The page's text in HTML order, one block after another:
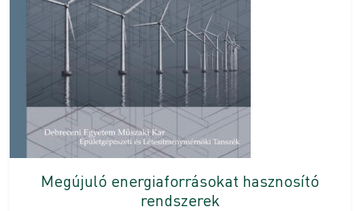
Megújuló energiaforrásokat hasznosító
rendszerek